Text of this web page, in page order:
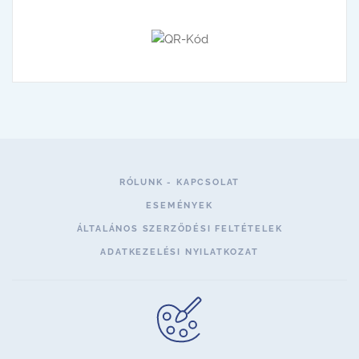
RÓLUNK - KAPCSOLAT
ESEMÉNYEK
ÁLTALÁNOS SZERZŐDÉSI FELTÉTELEK
ADATKEZELÉSI NYILATKOZAT